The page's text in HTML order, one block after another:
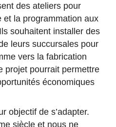
des ateliers pour
et la programmation aux
souhaitent installer des
leurs succursales pour
vers la fabrication
projet pourrait permettre
économiques
objectif de s’adapter.
siècle et nous ne